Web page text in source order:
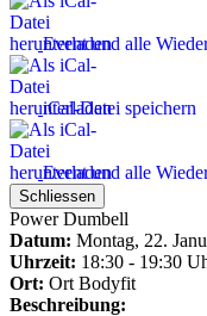
Event und alle
iCal-Datei speichern
Event und alle
Schliessen
Power Dumbell
Datum: Montag, 22.
Uhrzeit: 18:30 - 19:30
Ort: Ort Bodyfit
Beschreibung: